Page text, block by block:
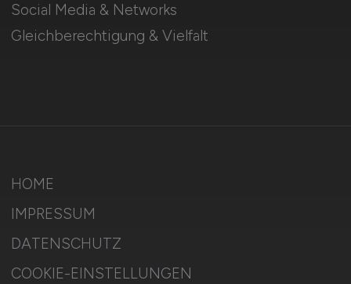
Social Media & Networks
Gleichberechtigung & Vielfalt
HOME
IMPRESSUM
DATENSCHUTZ
COOKIE-EINSTELLUNGEN